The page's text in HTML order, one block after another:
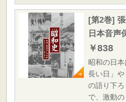
[第2巻]
日本音
￥838
昭和の日
長い日」
の語り下
で、激動